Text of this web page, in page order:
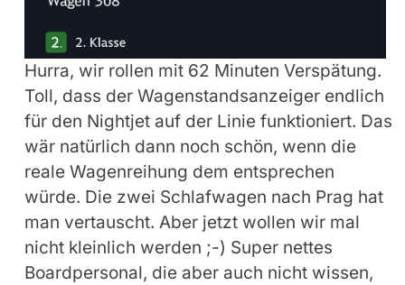
Hurra, wir rollen mit 62 Minuten Verspätung.
Toll, dass der Wagenstandsanzeiger endlich
für den Nightjet auf der Linie funktioniert. Das
wär natürlich dann noch schön, wenn die
reale Wagenreihung dem entsprechen
würde. Die zwei Schlafwagen nach Prag hat
man vertauscht. Aber jetzt wollen wir mal
nicht kleinlich werden ;-) Super nettes
Boardpersonal, die aber auch nicht wissen,